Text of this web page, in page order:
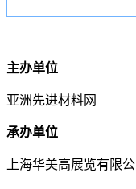
主办单位
亚洲先进材料网
承办单位
上海华美高展览有限公